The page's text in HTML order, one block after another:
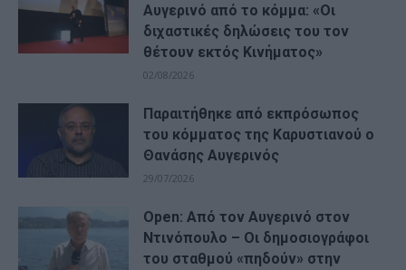
Αυγερινό από το κόμμα: «Οι
διχαστικές δηλώσεις του τον
θέτουν εκτός Κινήματος»
02/08/2026
Παραιτήθηκε από εκπρόσωπος
του κόμματος της Καρυστιανού ο
Θανάσης Αυγερινός
29/07/2026
Open: Από τον Αυγερινό στον
Ντινόπουλο – Οι δημοσιογράφοι
του σταθμού «πηδούν» στην